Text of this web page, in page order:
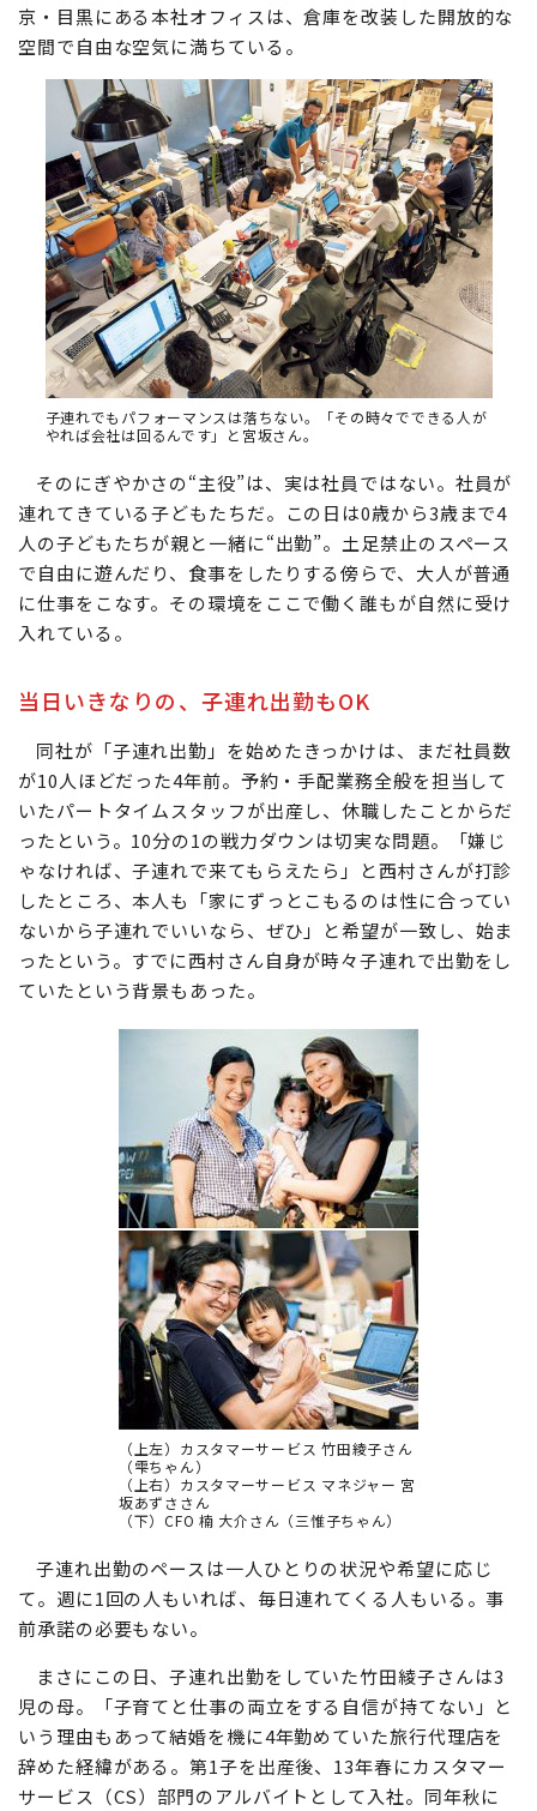
京・目黒にある本社オフィスは、倉庫を改装した開放的な
空間で自由な空気に満ちている。
子連れでもパフォーマンスは落ちない。「その時々でできる人が
やれば会社は回るんです」と宮坂さん。
そのにぎやかさの“主役”は、実は社員ではない。社員が
連れてきている子どもたちだ。この日は0歳から3歳まで4
人の子どもたちが親と一緒に“出勤”。土足禁止のスペース
で自由に遊んだり、食事をしたりする傍らで、大人が普通
に仕事をこなす。その環境をここで働く誰もが自然に受け
入れている。
当日いきなりの、子連れ出勤もOK
同社が「子連れ出勤」を始めたきっかけは、まだ社員数
が10人ほどだった4年前。予約・手配業務全般を担当して
いたパートタイムスタッフが出産し、休職したことからだ
ったという。10分の1の戦力ダウンは切実な問題。「嫌じ
ゃなければ、子連れで来てもらえたら」と西村さんが打診
したところ、本人も「家にずっとこもるのは性に合ってい
ないから子連れでいいなら、ぜひ」と希望が一致し、始ま
ったという。すでに西村さん自身が時々子連れで出勤をし
ていたという背景もあった。
（上左）カスタマーサービス 竹田綾子さん
（雫ちゃん）
（上右）カスタマーサービス マネジャー 宮
坂あずささん
（下）CFO 楠 大介さん（三惟子ちゃん）
子連れ出勤のペースは一人ひとりの状況や希望に応じ
て。週に1回の人もいれば、毎日連れてくる人もいる。事
前承諾の必要もない。
まさにこの日、子連れ出勤をしていた竹田綾子さんは3
児の母。「子育てと仕事の両立をする自信が持てない」と
いう理由もあって結婚を機に4年勤めていた旅行代理店を
辞めた経緯がある。第1子を出産後、13年春にカスタマー
サービス（CS）部門のアルバイトとして入社。同年秋に